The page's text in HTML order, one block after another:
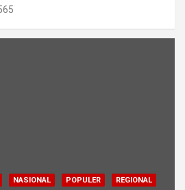
NASIONAL POPULER REGIONAL